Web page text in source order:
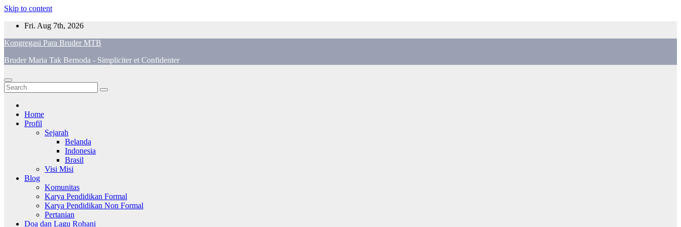
Skip to content
Fri. Aug 7th, 2026
Kongregasi Para Bruder MTB
Bruder Maria Tak Bernoda - Simpliciter et Confidenter
Home
Profil
Sejarah
Belanda
Indonesia
Brasil
Visi Misi
Blog
Komunitas
Karya Pendidikan Formal
Karya Pendidikan Non Formal
Pertanian
Doa dan Lagu Rohani